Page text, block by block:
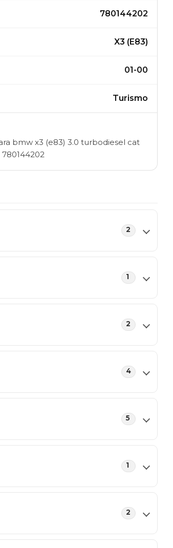
780144202
X3 (E83)
01-00
Turismo
bmw x3 (e83) 3.0 turbodiesel cat
2
1
2
4
5
1
2